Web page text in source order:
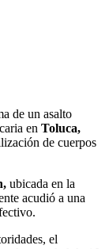
de un asalto
en Toluca,
de cuerpos
ubicada en la
acudió a una
el